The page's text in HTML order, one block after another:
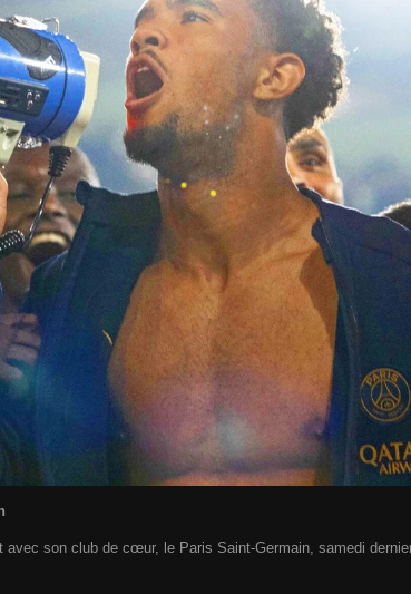
son club de cœur, le Paris Saint-Germain, samedi